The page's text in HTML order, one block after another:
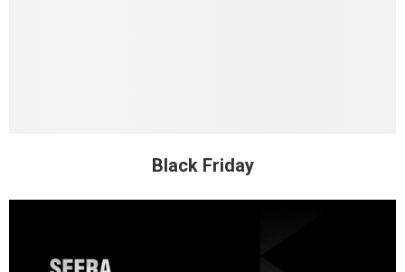
Black Friday